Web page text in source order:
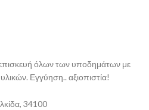
επισκευή όλων των υποδημάτων με
Εγγύηση.. αξιοπιστία!
34100